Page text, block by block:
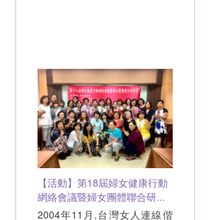
人,在最後Q&A時間所提出的問
題也相當具有建設性,對於母乳
哺育醫病共享決策表有許多討
論與檢討.相信這次與會者皆有
所收穫.
【活動】第18屆婦女健康行動
網絡會議暨婦女團體聯合研...
2004年11月,台灣女人連線偕